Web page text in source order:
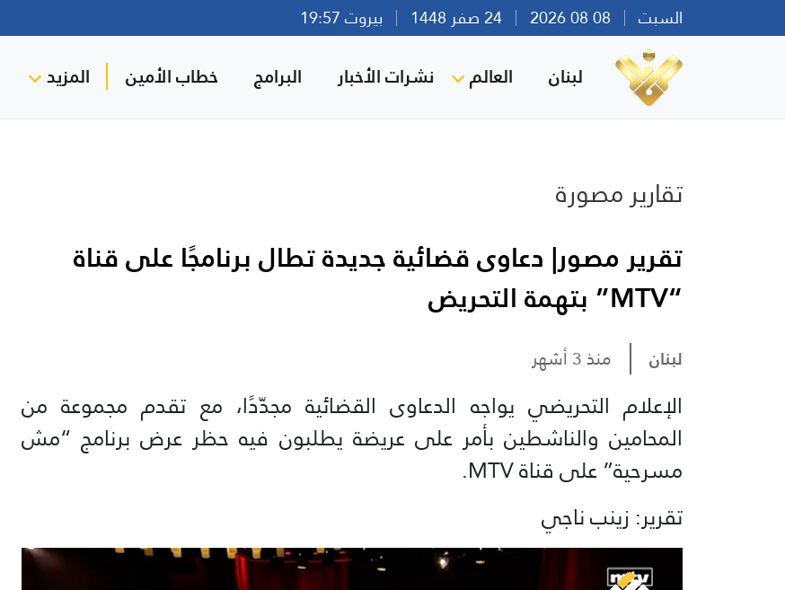
السبت بيروت 19:57
لبنان العالم نشرات الأخبار البرامج خطاب الأمين المزيد
تقارير مصورة
تقرير مصور| دعاوى قضائية جديدة تطال برنامجًا على قناة
“MTV” بتهمة التحريض
لبنان منذ 3 أشهر
الإعلام التحريضي يواجه الدعاوى القضائية مجدّدًا، مع تقدم مجموعة من
المحامين والناشطين بأمر على عريضة يطلبون فيه حظر عرض برنامج “مش
مسرحية” على قناة MTV.
تقرير: زينب ناجي